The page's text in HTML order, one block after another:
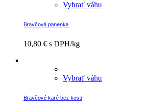
Vybrať váhu
Bravčová panenka
10,80 € s DPH/kg
Vybrať váhu
Bravčové karé bez kosti